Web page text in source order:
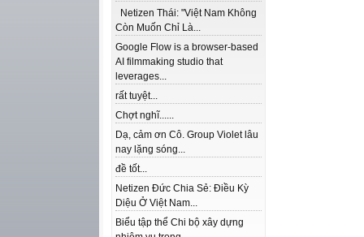
Netizen Thái: "Việt Nam Không
Còn Muốn Chỉ Là...
Google Flow is a browser-based
AI filmmaking studio that
leverages...
rất tuyệt...
Chợt nghĩ......
Dạ, cảm ơn Cô. Group Violet lâu
nay lặng sóng...
đề tốt...
Netizen Đức Chia Sẻ: Điều Kỳ
Diệu Ở Việt Nam...
Biểu tập thể Chi bộ xây dựng